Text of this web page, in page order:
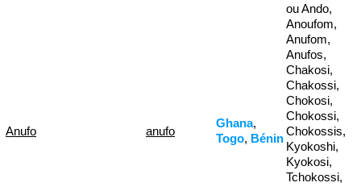
Anufo anufo
Ghana,
Togo, Bénin
ou Ando,
Anoufom,
Anufom,
Anufos,
Chakosi,
Chakossi,
Chokosi,
Chokossi,
Chokossis,
Kyokoshi,
Kyokosi,
Tchokossi,